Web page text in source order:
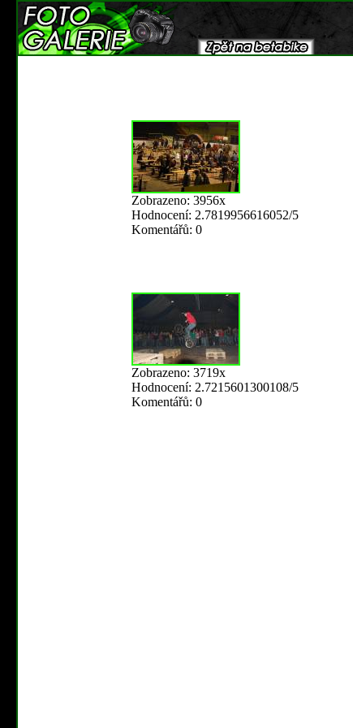
Zobrazeno: 3956x
Hodnocení: 2.7819956616052/5
Komentářů: 0
Zobrazeno: 3719x
Hodnocení: 2.7215601300108/5
Komentářů: 0